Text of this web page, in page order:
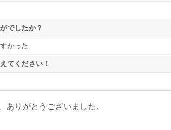
でしたか？
かった
てください！
ありがとうございました。